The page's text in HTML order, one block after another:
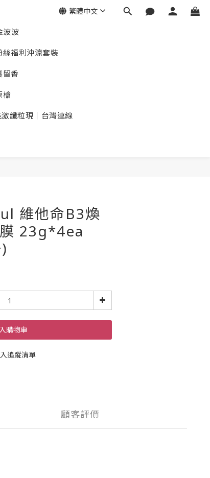
波波
福利沖涼套裝
留香
槍
纖粒現｜台灣連線
繁體中文
維他命B3煥
23g*4ea
購物車
追蹤清單
顧客評價